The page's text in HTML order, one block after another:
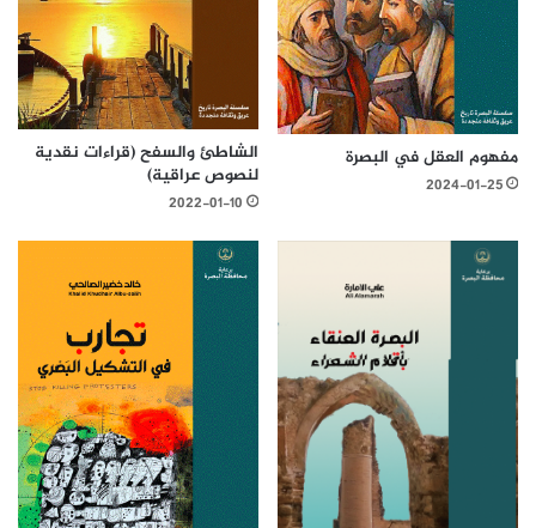
مفهوم العقل في البصرة
2024-01-25
الشاطئ والسفح (قراءات نقدية
لنصوص عراقية)
2022-01-10